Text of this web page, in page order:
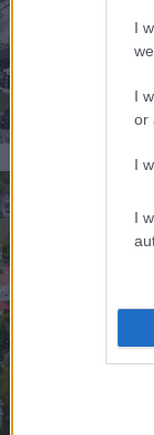
I
I
or
I
I